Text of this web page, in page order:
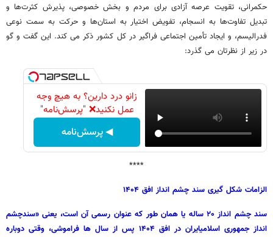
حکمرانی، تقویت عرصه آزادی برای مردم و بخش خصوصی، پذیرش کثرت‌ها و
تبدیل تفاوت‌ها به انسجام، تفویض اختیار به استان‌ها و حرکت به سمت نوعی
فدرالیسم، و ایجاد تأمین اجتماعی فراگیر در کل کشور ذکر می کند. این گفت و گو
در زیر از نظرتان می گذرد:
زانو درد دارین؟ به هیچ وجه
عمل نکنید❌ "پرسش‌نامه"
◀ پرسش‌نامه
****
الزامات شکل گیری سند چشم انداز افق ۱۴۰۴
سند چشم انداز ۲۰ ساله یا همان طور که عنوان رسمی آن است، یعنی «سندچشم
انداز جمهوری اسلامیایران در افق ۱۴۰۴ پس از سال ها فراموشی، وقتی دوباره